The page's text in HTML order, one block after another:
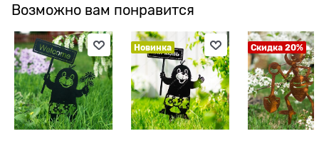
Возможно вам понравится
Новинка Скидка 20%